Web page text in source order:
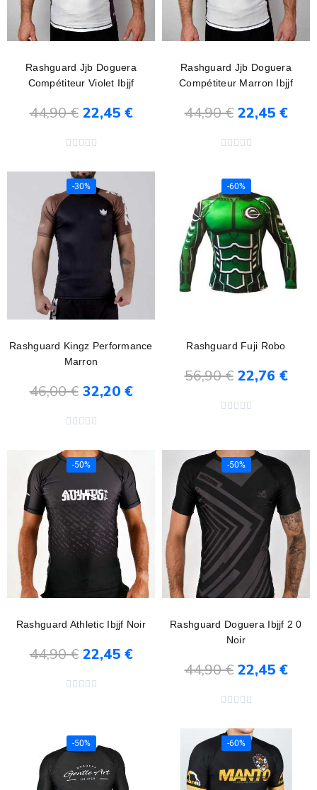
Rashguard Jjb Doguera
Compétiteur Violet Ibjjf
44,90 € 22,45 €
    
Rashguard Jjb Doguera
Compétiteur Marron Ibjjf
44,90 € 22,45 €
    
-30%
Rashguard Kingz Performance
Marron
46,00 € 32,20 €
    
-60%
Rashguard Fuji Robo
56,90 € 22,76 €
    
-50%
Rashguard Athletic Ibjjf Noir
44,90 € 22,45 €
    
-50%
Rashguard Doguera Ibjjf 2 0
Noir
44,90 € 22,45 €
    
-50% -60%